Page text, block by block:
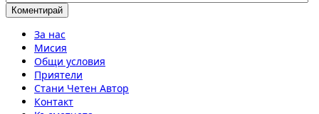
За нас
Мисия
Общи условия
Приятели
Стани Четен Автор
Контакт